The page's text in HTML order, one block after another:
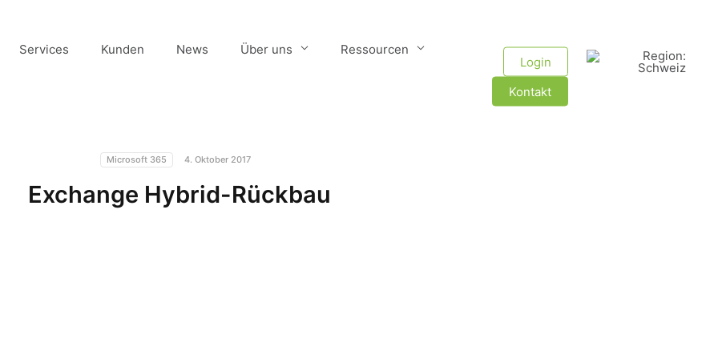
Services Kunden News Über uns
Ressourcen
Login
Kontakt
Region & Sprache
Microsoft 365 4. Oktober 2017
Exchange Hybrid-Rückbau